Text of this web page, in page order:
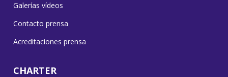
Galerías vídeos
Contacto prensa
Acreditaciones prensa
CHARTER